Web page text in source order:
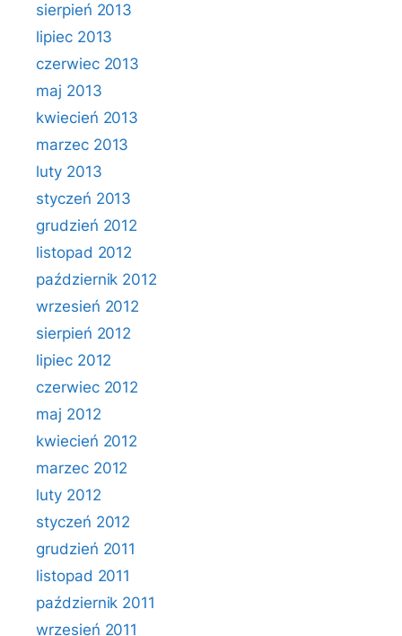
sierpień 2013
lipiec 2013
czerwiec 2013
maj 2013
kwiecień 2013
marzec 2013
luty 2013
styczeń 2013
grudzień 2012
listopad 2012
październik 2012
wrzesień 2012
sierpień 2012
lipiec 2012
czerwiec 2012
maj 2012
kwiecień 2012
marzec 2012
luty 2012
styczeń 2012
grudzień 2011
listopad 2011
październik 2011
wrzesień 2011